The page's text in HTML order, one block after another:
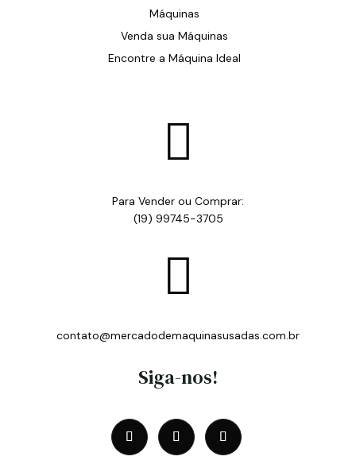
Máquinas
Venda sua Máquinas
Encontre a Máquina Ideal

Para Vender ou Comprar:
(19) 99745-3705

contato@mercadodemaquinasusadas.com.br
Siga-nos!